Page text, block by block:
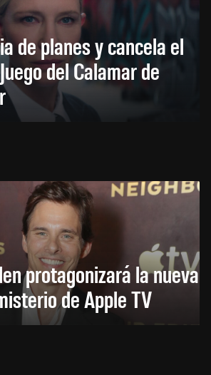
de planes y cancela el
del Calamar de
protagonizará la nueva
de Apple TV